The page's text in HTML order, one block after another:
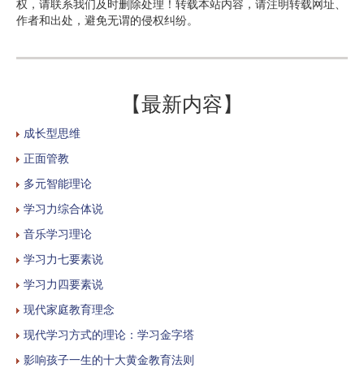
权，请联系我们及时删除处理！转载本站内容，请注明转载网址、
作者和出处，避免无谓的侵权纠纷。
【最新内容】
成长型思维
正面管教
多元智能理论
学习力综合体说
音乐学习理论
学习力七要素说
学习力四要素说
现代家庭教育理念
现代学习方式的理论：学习金字塔
影响孩子一生的十大黄金教育法则